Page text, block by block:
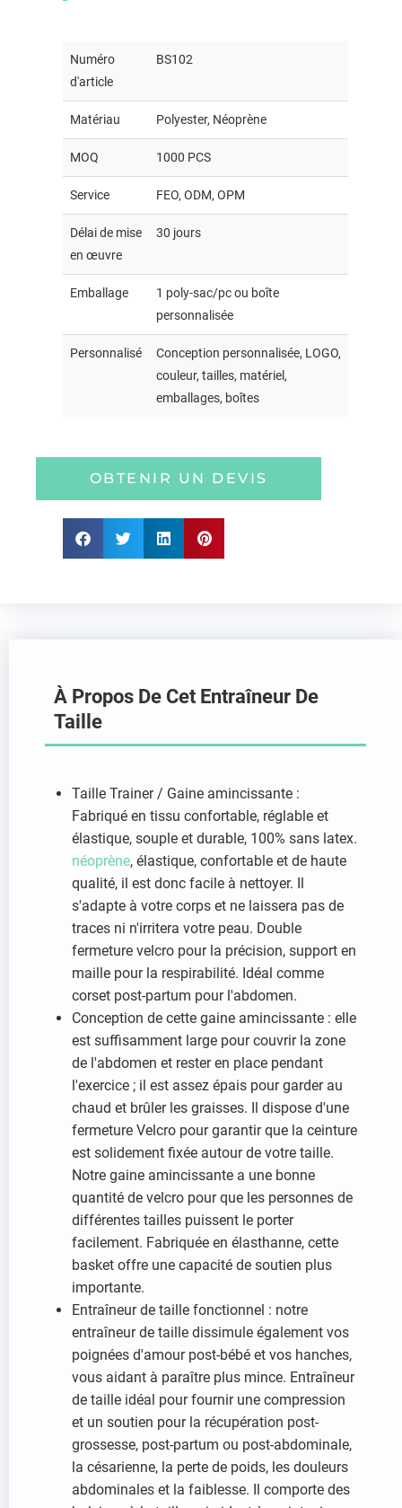
Numéro
d'article
BS102
Matériau Polyester, Néoprène
MOQ 1000 PCS
Service FEO, ODM, OPM
Délai de mise
en œuvre
30 jours
Emballage
1 poly-sac/pc ou boîte
personnalisée
Personnalisé
Conception personnalisée, LOGO,
couleur, tailles, matériel,
emballages, boîtes
OBTENIR UN DEVIS
À Propos De Cet Entraîneur De
Taille
Taille Trainer / Gaine amincissante :
Fabriqué en tissu confortable, réglable et
élastique, souple et durable, 100% sans latex.
néoprène, élastique, confortable et de haute
qualité, il est donc facile à nettoyer. Il
s'adapte à votre corps et ne laissera pas de
traces ni n'irritera votre peau. Double
fermeture velcro pour la précision, support en
maille pour la respirabilité. Idéal comme
corset post-partum pour l'abdomen.
Conception de cette gaine amincissante : elle
est suffisamment large pour couvrir la zone
de l'abdomen et rester en place pendant
l'exercice ; il est assez épais pour garder au
chaud et brûler les graisses. Il dispose d'une
fermeture Velcro pour garantir que la ceinture
est solidement fixée autour de votre taille.
Notre gaine amincissante a une bonne
quantité de velcro pour que les personnes de
différentes tailles puissent le porter
facilement. Fabriquée en élasthanne, cette
basket offre une capacité de soutien plus
importante.
Entraîneur de taille fonctionnel : notre
entraîneur de taille dissimule également vos
poignées d'amour post-bébé et vos hanches,
vous aidant à paraître plus mince. Entraîneur
de taille idéal pour fournir une compression
et un soutien pour la récupération post-
grossesse, post-partum ou post-abdominale,
la césarienne, la perte de poids, les douleurs
abdominales et la faiblesse. Il comporte des